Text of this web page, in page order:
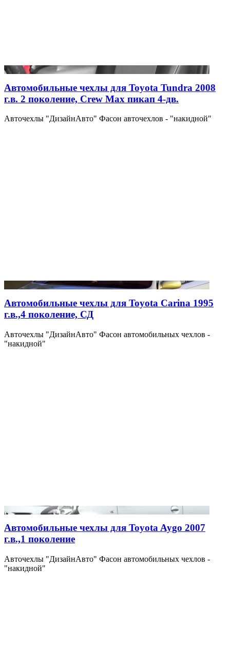
Автомобильные чехлы для Toyota Tundra 2008
г.в. 2 поколение, Crew Max пикап 4-дв.
Авточехлы "ДизайнАвто" Фасон авточехлов - "накидной"
Автомобильные чехлы для Toyota Carina 1995
г.в.,4 поколение, СД
Авточехлы "ДизайнАвто" Фасон автомобильных чехлов -
"накидной"
Автомобильные чехлы для Toyota Aygo 2007
г.в.,1 поколение
Авточехлы "ДизайнАвто" Фасон автомобильных чехлов -
"накидной"